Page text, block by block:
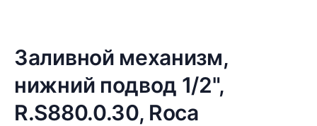
Заливной механизм,
нижний подвод 1/2",
R.S880.0.30, Roca